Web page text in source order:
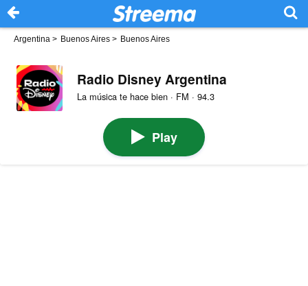
Argentina > Buenos Aires > Buenos Aires
Radio Disney Argentina
La música te hace bien · FM · 94.3
Play